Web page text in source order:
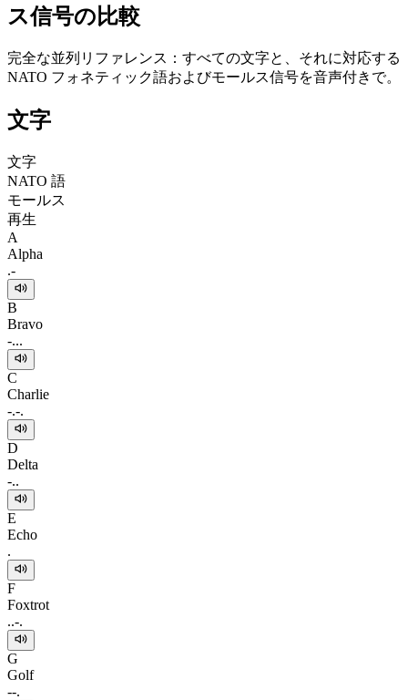
ス信号の比較
完全な並列リファレンス：すべての文字と、それに対応する
NATO フォネティック語およびモールス信号を音声付きで。
文字
文字
NATO 語
モールス
再生
A
Alpha
.-
B
Bravo
-...
C
Charlie
-.-.
D
Delta
-..
E
Echo
.
F
Foxtrot
..-.
G
Golf
--.